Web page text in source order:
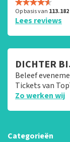
Op basis van 113.182
Lees reviews
DICHTER
Beleef
Tickets van
Zo werken wij
Categorieën